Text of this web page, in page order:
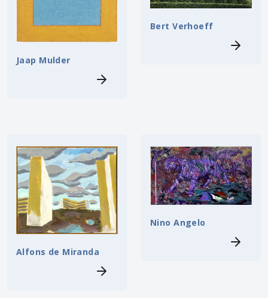
Jaap Mulder
Bert Verhoeff
Alfons de Miranda
Nino Angelo